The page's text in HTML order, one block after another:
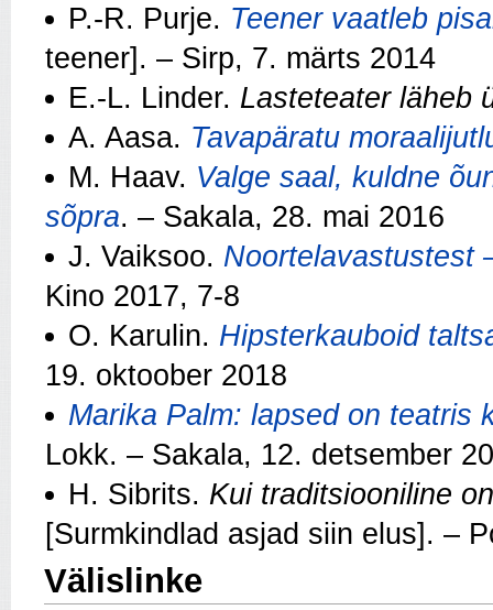
P.-R. Purje. Teener vaatleb
teener]. – Sirp, 7. märts 2014
E.-L. Linder. Lasteteater läheb
A. Aasa. Tavapäratu
M. Haav. Valge saal, kuldne
sõpra. – Sakala, 28. mai 2016
J. Vaiksoo. Noortelavastustest
Kino 2017, 7-8
O. Karulin. Hipsterkauboid
19. oktoober 2018
Marika Palm: lapsed on teatris
Lokk. – Sakala, 12. detsember
H. Sibrits. Kui traditsiooniline
[Surmkindlad asjad siin elus]. –
Välislinke